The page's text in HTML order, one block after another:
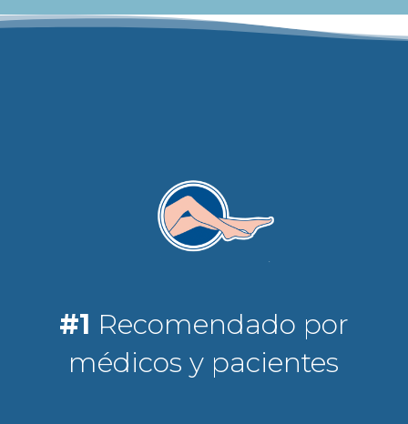
#1 Recomendado por
médicos y pacientes